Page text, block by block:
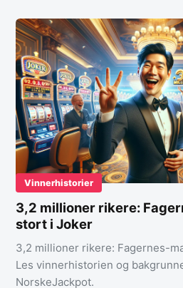
Vinnerhistorier
3,2 millioner rikere:
stort i Joker
3,2 millioner rikere: Fagernes-
Les vinnerhistorien og
NorskeJackpot.